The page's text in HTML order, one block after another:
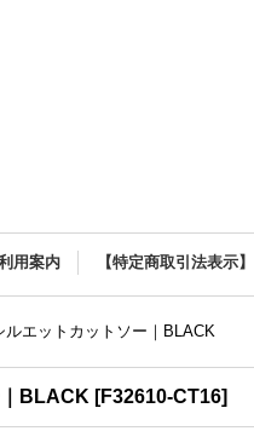
用案内 【特定商取引法表示】
ルエットカットソー｜BLACK
BLACK [F32610-CT16]